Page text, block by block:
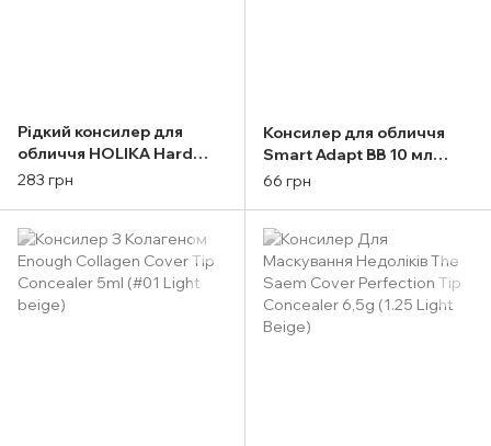
Рідкий консилер для
обличчя HOLIKA Hard
Cover Liquid Concealer 03
283 грн
Консилер для обличчя
Smart Adapt ВВ 10 мл
Colour Intense 01 Слонова
66 грн